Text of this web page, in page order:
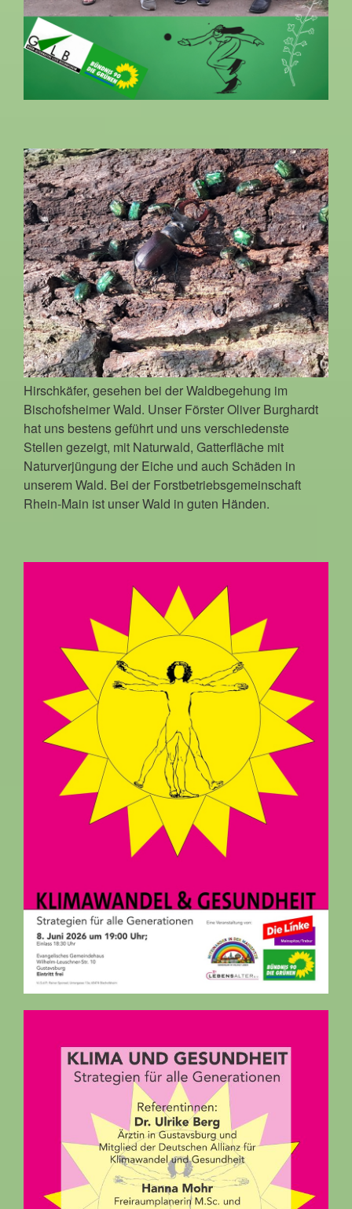
Hirschkäfer, gesehen bei der Waldbegehung im
Bischofsheimer Wald. Unser Förster Oliver Burghardt
hat uns bestens geführt und uns verschiedenste
Stellen gezeigt, mit Naturwald, Gatterfläche mit
Naturverjüngung der Eiche und auch Schäden in
unserem Wald. Bei der Forstbetriebsgemeinschaft
Rhein-Main ist unser Wald in guten Händen.